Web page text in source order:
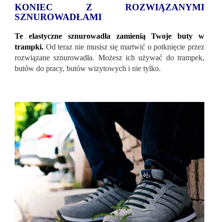
KONIEC Z ROZWIĄZANYMI
SZNUROWADŁAMI
Te elastyczne sznurowadła zamienią Twoje buty w
trampki. Od teraz nie musisz się martwić o potknięcie przez
rozwiązane sznurowadła. Możesz ich używać do trampek,
butów do pracy, butów wizytowych i nie tylko.